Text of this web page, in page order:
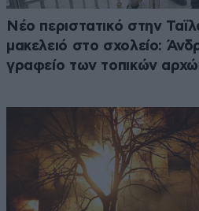
Νέο περιστατικό στην
μακελειό στο σχολείο:
γραφείο των τοπικών